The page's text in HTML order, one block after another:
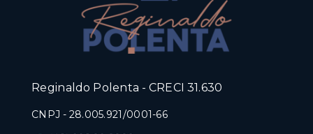
Reginaldo Polenta - CRECI 31.630
CNPJ - 28.005.921/0001-66